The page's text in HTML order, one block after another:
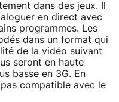
dans des jeux. Il
en direct avec
programmes. Les
dans un format qui
de la vidéo suivant
seront en haute
basse en 3G. En
compatible avec le